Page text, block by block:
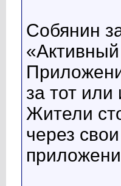
Собянин
за тот
Жители
через